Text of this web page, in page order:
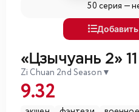
50 серия —
«Цзычуань 2»
Zi Chuan 2nd Season ▼
9.32